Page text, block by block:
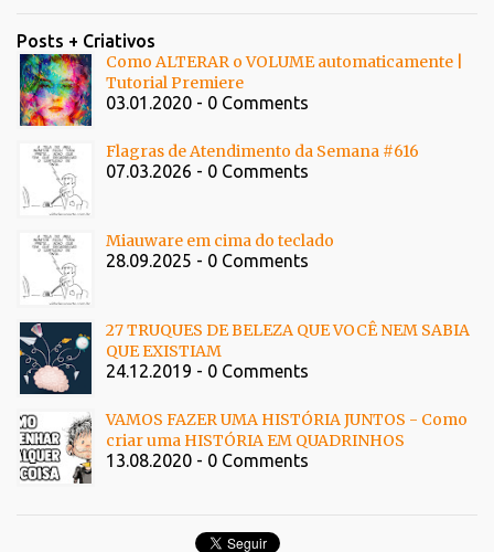
Posts + Criativos
Como ALTERAR o VOLUME automaticamente |
Tutorial Premiere
03.01.2020 - 0 Comments
Flagras de Atendimento da Semana #616
07.03.2026 - 0 Comments
Miauware em cima do teclado
28.09.2025 - 0 Comments
27 TRUQUES DE BELEZA QUE VOCÊ NEM SABIA
QUE EXISTIAM
24.12.2019 - 0 Comments
VAMOS FAZER UMA HISTÓRIA JUNTOS - Como
criar uma HISTÓRIA EM QUADRINHOS
13.08.2020 - 0 Comments